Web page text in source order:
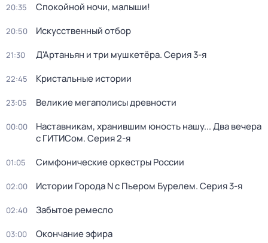
20:35 Спокойной ночи, малыши!
20:50 Искусственный отбор
21:30 Д'Артаньян и три мушкетёра. Серия 3-я
22:45 Кристальные истории
23:05 Великие мегаполисы древности
00:00
Наставникам, хранившим юность нашу... Два вечера
с ГИТИСом. Серия 2-я
01:05 Симфонические оркестры России
02:00 Истории Города N с Пьером Бурелем. Серия 3-я
02:40 Забытое ремесло
03:00 Окончание эфира